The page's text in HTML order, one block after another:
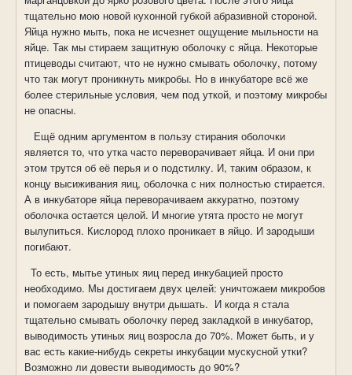
тщательно мою новой кухонной губкой абразивной стороной.
Яйца нужно мыть, пока не исчезнет ощущение мыльности на
яйце. Так мы стираем защитную оболочку с яйца. Некоторые
птицеводы считают, что не нужно смывать оболочку, потому
что так могут проникнуть микробы. Но в инкубаторе всё же
более стерильные условия, чем под уткой, и поэтому микробы
не опасны.
Ещё одним аргументом в пользу стирания оболочки
является то, что утка часто переворачивает яйца. И они при
этом трутся об её перья и о подстилку. И, таким образом, к
концу высиживания яиц, оболочка с них полностью стирается.
А в инкубаторе яйца переворачиваем аккуратно, поэтому
оболочка остается целой. И многие утята просто не могут
вылупиться. Кислород плохо проникает в яйцо. И зародыши
погибают.
То есть, мытье утиных яиц перед инкубацией просто
необходимо. Мы достигаем двух целей: уничтожаем микробов
и помогаем зародышу внутри дышать. И когда я стала
тщательно смывать оболочку перед закладкой в инкубатор,
выводимость утиных яиц возросла до 70%. Может быть, и у
вас есть какие-нибудь секреты инкубации мускусной утки?
Возможно ли довести выводимость до 90%?